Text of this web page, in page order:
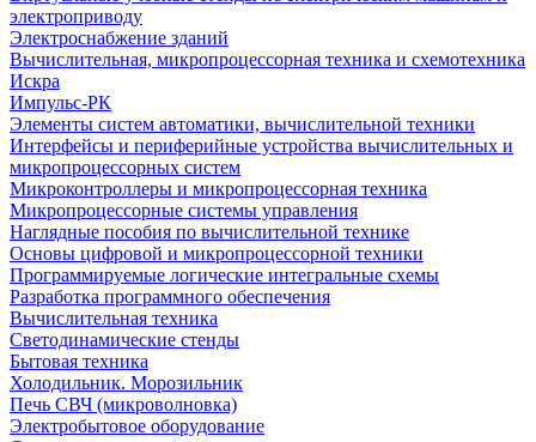
электроприводу
Электроснабжение зданий
Вычислительная, микропроцессорная техника и схемотехника
Искра
Импульс-РК
Элементы систем автоматики, вычислительной техники
Интерфейсы и периферийные устройства вычислительных и
микропроцессорных систем
Микроконтроллеры и микропроцессорная техника
Микропроцессорные системы управления
Наглядные пособия по вычислительной технике
Основы цифровой и микропроцессорной техники
Программируемые логические интегральные схемы
Разработка программного обеспечения
Вычислительная техника
Светодинамические стенды
Бытовая техника
Холодильник. Морозильник
Печь СВЧ (микроволновка)
Электробытовое оборудование